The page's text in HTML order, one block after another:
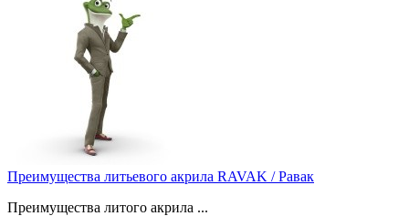
Преимущества литьевого акрила RAVAK / Равак
Преимущества литого акрила ...